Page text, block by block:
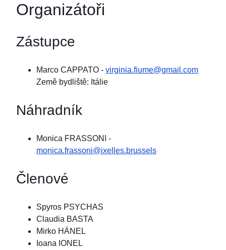
Organizátoři
Zástupce
Marco CAPPATO - virginia.fiume@gmail.com
Země bydliště: Itálie
Náhradník
Monica FRASSONI
-
monica.frassoni@ixelles.brussels
Členové
Spyros PSYCHAS
Claudia BASTA
Mirko HÄNEL
Ioana IONEL